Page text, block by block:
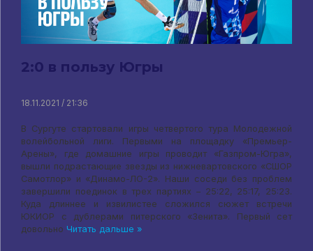
2:0 в пользу Югры
18.11.2021 / 21:36
В Сургуте стартовали игры четвертого тура Молодежной
волейбольной лиги. Первыми на площадку «Премьер-
Арены», где домашние игры проводит «Газпром-Югра»,
вышли подрастающие звезды из нижневартовского «СШОР
Самотлор» и «Динамо-ЛО-2». Наши соседи без проблем
завершили поединок в трех партиях – 25:22, 25:17, 25:23.
Куда длиннее и извилистее сложился сюжет встречи
ЮКИОР с дублерами питерского «Зенита». Первый сет
довольно Читать дальше »